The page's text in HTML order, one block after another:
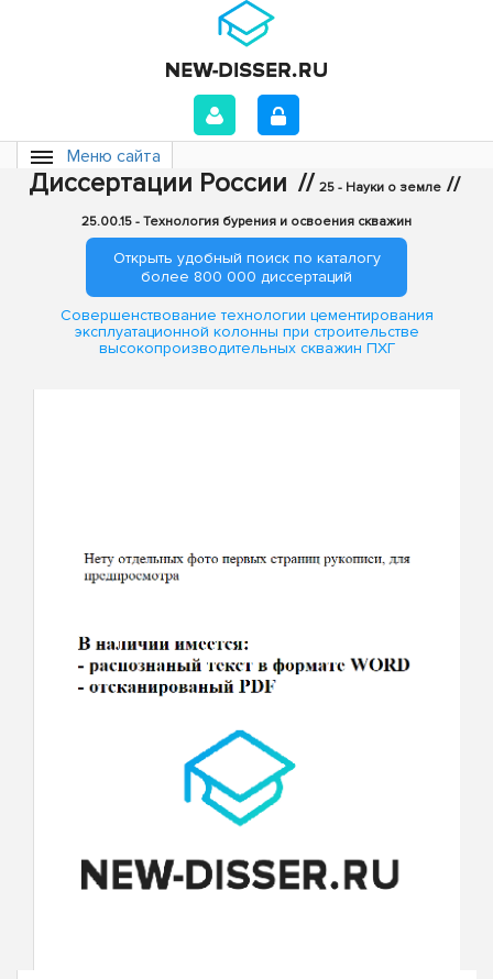
Меню сайта
Диссертации России // 25 - Науки о земле //
25.00.15 - Технология бурения и освоения скважин
Открыть удобный поиск по каталогу
более 800 000 диссертаций
Совершенствование технологии цементирования
эксплуатационной колонны при строительстве
высокопроизводительных скважин ПХГ